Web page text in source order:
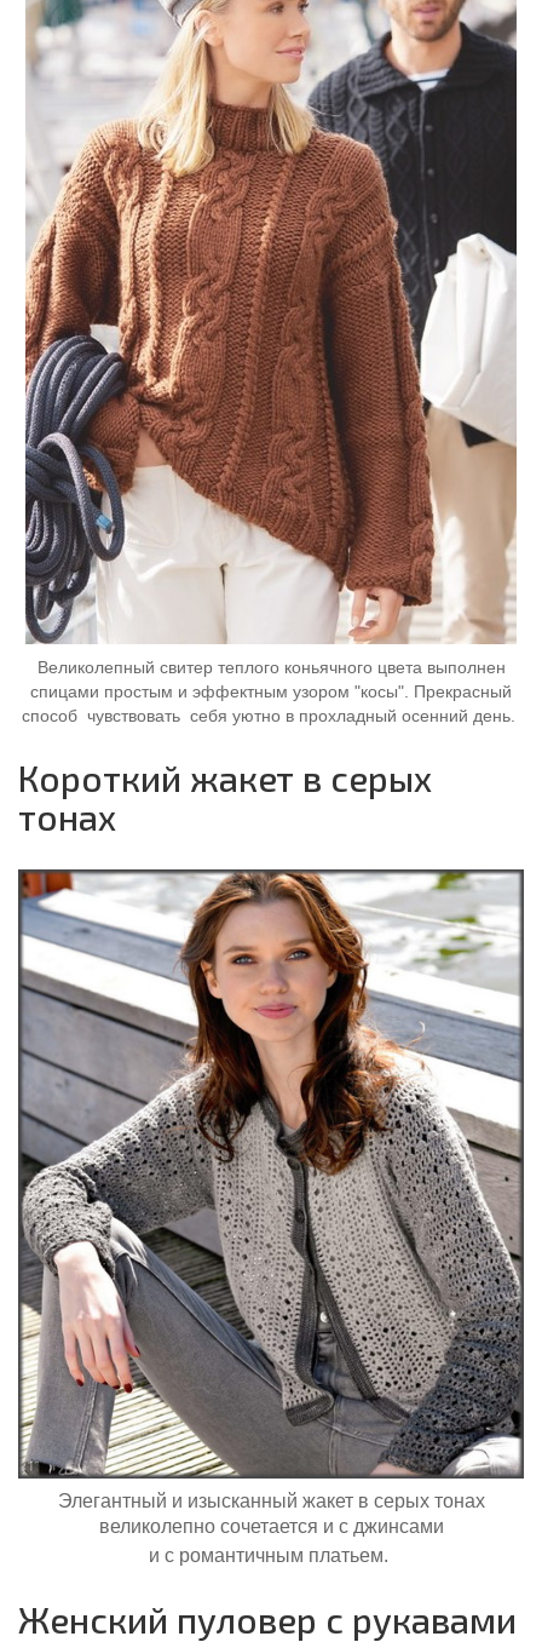
Великолепный свитер теплого коньячного цвета выполнен
спицами простым и эффектным узором "косы". Прекрасный
способ чувствовать себя уютно в прохладный осенний день.
Короткий жакет в серых
тонах
Элегантный и изысканный жакет в серых тонах
великолепно сочетается и с джинсами
и с романтичным платьем.
Женский пуловер с рукавами